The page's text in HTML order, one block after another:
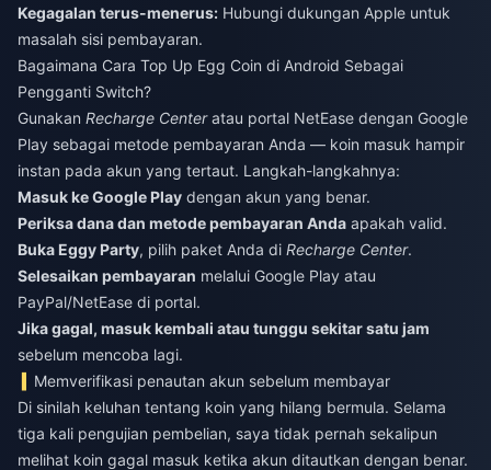
Kegagalan terus-menerus: Hubungi dukungan Apple untuk
masalah sisi pembayaran.
Bagaimana Cara Top Up Egg Coin di Android Sebagai
Pengganti Switch?
Gunakan Recharge Centeratau portal NetEase dengan Google
Play sebagai metode pembayaran Anda — koin masuk hampir
instan pada akun yang tertaut. Langkah-langkahnya:
Masuk ke Google Play dengan akun yang benar.
Periksa dana dan metode pembayaran Anda apakah valid.
Buka Eggy Party, pilih paket Anda di Recharge Center.
Selesaikan pembayaran melalui Google Play atau
PayPal/NetEase di portal.
Jika gagal, masuk kembali atau tunggu sekitar satu jam
sebelum mencoba lagi.
Memverifikasi penautan akun sebelum membayar
Di sinilah keluhan tentang koin yang hilang bermula. Selama
tiga kali pengujian pembelian, saya tidak pernah sekalipun
melihat koin gagal masuk ketika akun ditautkan dengan benar.